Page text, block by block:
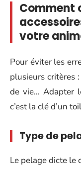
Comment
votre
Pour éviter les
plusieurs critères
de vie… Adapter
c’est la clé d’un
Type de
Le pelage dicte le